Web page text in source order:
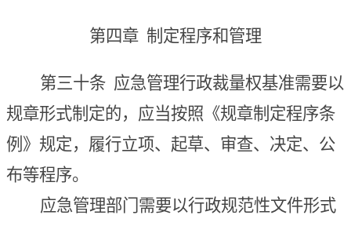
第四章 制定程序和管理
第三十条应急管理行政裁量权基准需要以
规章形式制定的，应当按照《规章制定程序条
例》规定，履行立项、起草、审查、决定、公
布等程序。
应急管理部门需要以行政规范性文件形式